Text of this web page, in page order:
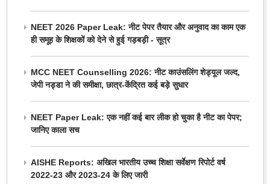
NEET 2026 Paper Leak: नीट पेपर तैयार और अनुवाद का काम एक
ही समूह के शिक्षकों को देने से हुई गड़बड़ी - सूत्र
MCC NEET Counselling 2026: नीट काउंसलिंग शेड्यूल जल्द,
जेपी नड्डा ने की समीक्षा, छात्र-केंद्रित कई बड़े सुधार
NEET Paper Leak: एक नहीं कई बार लीक हो चुका है नीट का पेपर;
जानिए काला सच
AISHE Reports: अखिल भारतीय उच्च शिक्षा सर्वेक्षण रिपोर्ट वर्ष
2022-23 और 2023-24 के लिए जारी